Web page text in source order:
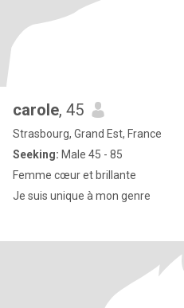
carole, 45
Strasbourg, Grand Est, France
Seeking: Male 45 - 85
Femme cœur et brillante
Je suis unique à mon genre